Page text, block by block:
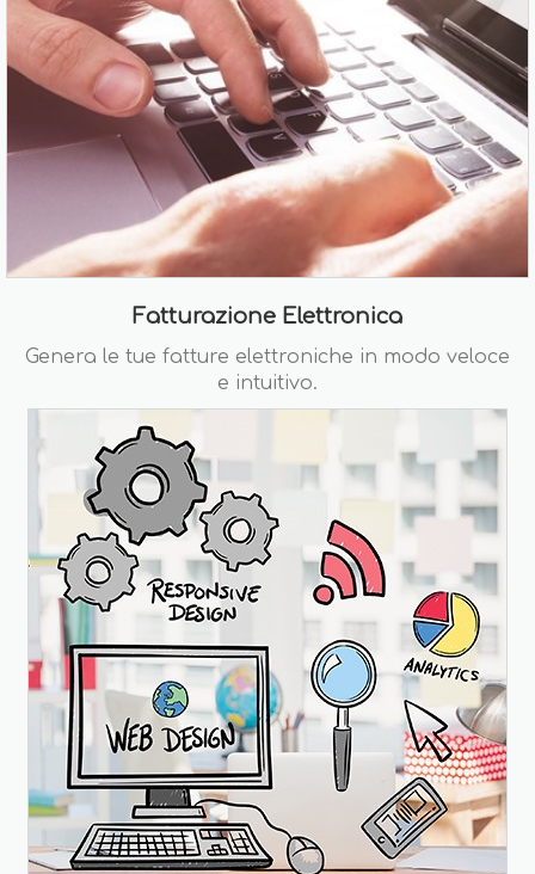
Fatturazione Elettronica
Genera le tue fatture elettroniche in modo veloce
e intuitivo.